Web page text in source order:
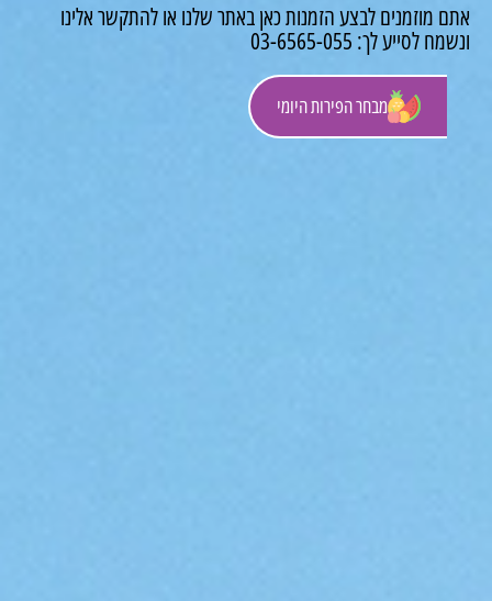
מבחר הפירות היומי
מוזמנים לבצע הזמנות כאן באתר שלנו או להתקשר אלינו
לך: 03-6565-055